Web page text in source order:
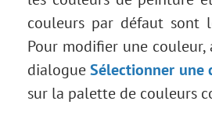
couleurs par défaut sont
Pour modifier une
dialogueSélectionner une
sur la palette de couleurs